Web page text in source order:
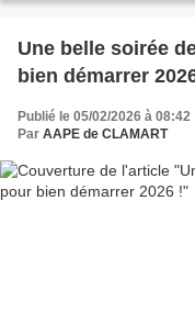
Une belle soirée
bien démarrer
Publié le 05/02/2026 à 08:42
Par AAPE de CLAMART